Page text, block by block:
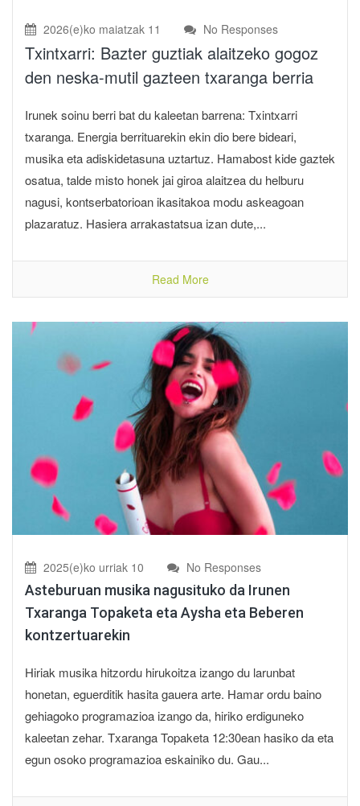
2026(e)ko maiatzak 11 No Responses
Txintxarri: Bazter guztiak alaitzeko gogoz
den neska-mutil gazteen txaranga berria
Irunek soinu berri bat du kaleetan barrena: Txintxarri
txaranga. Energia berrituarekin ekin dio bere bideari,
musika eta adiskidetasuna uztartuz. Hamabost kide gaztek
osatua, talde misto honek jai giroa alaitzea du helburu
nagusi, kontserbatorioan ikasitakoa modu askeagoan
plazaratuz. Hasiera arrakastatsua izan dute,...
Read More
2025(e)ko urriak 10 No Responses
Asteburuan musika nagusituko da Irunen
Txaranga Topaketa eta Aysha eta Beberen
kontzertuarekin
Hiriak musika hitzordu hirukoitza izango du larunbat
honetan, eguerditik hasita gauera arte. Hamar ordu baino
gehiagoko programazioa izango da, hiriko erdiguneko
kaleetan zehar. Txaranga Topaketa 12:30ean hasiko da eta
egun osoko programazioa eskainiko du. Gau...